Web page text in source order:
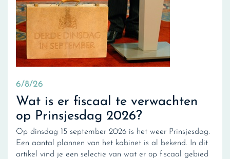
6/8/26
Wat is er fiscaal te verwachten
op Prinsjesdag 2026?
Op dinsdag 15 september 2026 is het weer Prinsjesdag.
Een aantal plannen van het kabinet is al bekend. In dit
artikel vind je een selectie van wat er op fiscaal gebied